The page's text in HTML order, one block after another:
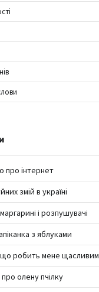
про інтернет
змій в україні
і розпушувачі
з яблуками
що робить мене щасливим
олену пчілку